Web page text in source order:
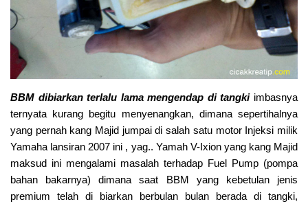
BBM dibiarkan terlalu lama mengendap di tangkiimbasnya
ternyata kurang begitu menyenangkan, dimana sepertihalnya
yang pernah kang Majid jumpai di salah satu motor Injeksi milik
Yamaha lansiran 2007 ini , yag.. Yamah V-Ixion yang kang Majid
maksud ini mengalami masalah terhadap Fuel Pump (pompa
bahan bakarnya) dimana saat BBM yang kebetulan jenis
premium telah di biarkan berbulan bulan berada di tangki,